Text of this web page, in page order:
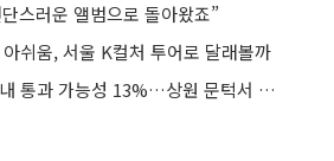
스러운 앨범으로 돌아왔죠”
쉬움, 서울 K컬처 투어로 달래볼까
美 클래리티 법안 연내 통과 가능성 13%…상원 문턱서 제동